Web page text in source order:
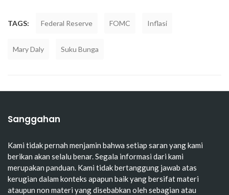
TAGS: Federal Reserve FOMC Inflasi
Mary Daly Suku Bunga
Sanggahan
Kami tidak pernah menjamin bahwa setiap saran yang kami
berikan akan selalu benar. Segala informasi dari kami
merupakan panduan. Kami tidak bertanggung jawab atas
kerugian dalam konteks apapun baik yang bersifat materi
ataupun non materi yang disebabkan oleh sebagian atau